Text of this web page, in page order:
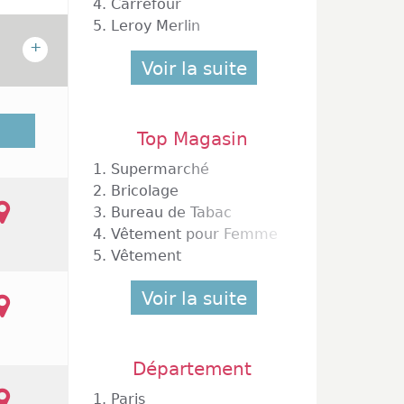
+
de
deux
aux
de
et
des
lundi
4. Carrefour
5. Leroy Merlin
Voir la suite
Top Magasin
1. Supermarché
2. Bricolage
3. Bureau de Tabac
4. Vêtement pour Femme
5. Vêtement
Voir la suite
Département
1. Paris